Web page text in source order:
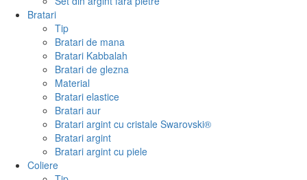
Bratari
Tip
Bratari de mana
Bratari Kabbalah
Bratari de glezna
Material
Bratari elastice
Bratari aur
Bratari argint cu cristale Swarovski®
Bratari argint
Bratari argint cu piele
Coliere